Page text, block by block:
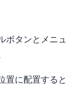
ボタンとメニュ
置に配置すると